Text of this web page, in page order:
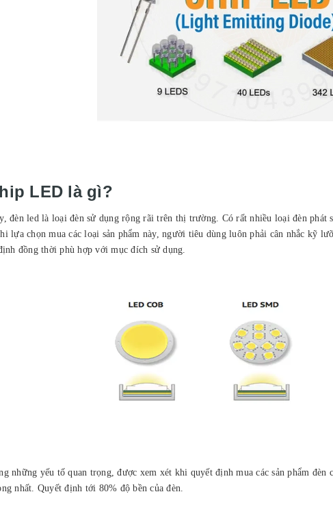
LED là gì?
đèn led là loại đèn sử dụng rộng rãi trên thị trường. Có rất nhiều loại đèn phát
lựa chọn mua các loại sản phẩm này, người tiêu dùng luôn phải cân nhắc kỹ
đồng thời phù hợp với mục đích sử dụng.
những yếu tố quan trọng, được xem xét khi quyết định mua các sản phẩm đèn
nhất. Quyết định tới 80% độ bền của đèn.